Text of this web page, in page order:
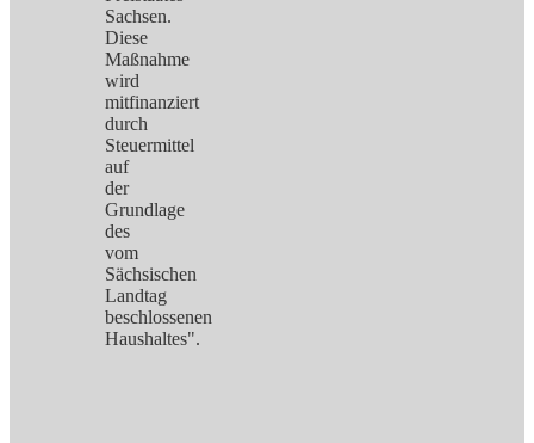
Sachsen.
Diese
Maßnahme
wird
mitfinanziert
durch
Steuermittel
auf
der
Grundlage
des
vom
Sächsischen
Landtag
beschlossenen
Haushaltes".